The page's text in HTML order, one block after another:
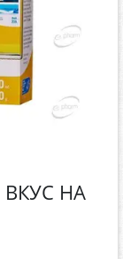
НА